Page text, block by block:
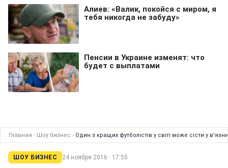
Главная › Шоу бизнес › Один з кращих футболістів у світі може сісти у
ШОУ БИЗНЕС 24 ноября 2016 · 17:55